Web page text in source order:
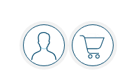
Navigationsleiste
Sie sind Der